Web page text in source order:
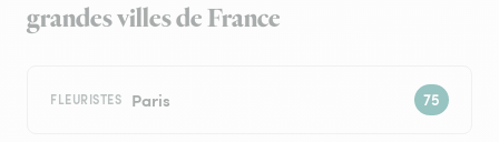
grandes villes de France
FLEURISTES Paris